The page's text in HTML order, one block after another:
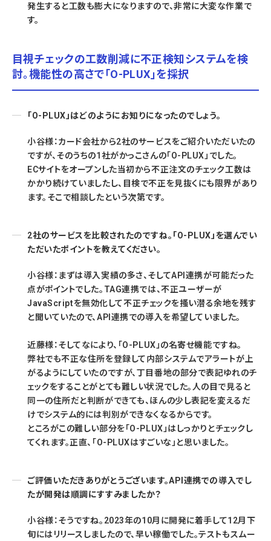
発生すると工数も膨大になりますので、非常に大変な作業で
す。
目視チェックの工数削減に不正検知システムを検
討。機能性の高さで「O-PLUX」を採択
「O-PLUX」はどのようにお知りになったのでしょう。
小谷様：カード会社から2社のサービスをご紹介いただいたの
ですが、そのうちの1社がかっこさんの「O-PLUX」でした。
ECサイトをオープンした当初から不正注文のチェック工数は
かかり続けていましたし、目検で不正を見抜くにも限界があり
ます。そこで相談したという次第です。
2社のサービスを比較されたのですね。「O-PLUX」を選んでい
ただいたポイントを教えてください。
小谷様：まずは導入実績の多さ、そしてAPI連携が可能だった
点がポイントでした。TAG連携では、不正ユーザーが
JavaScriptを無効化して不正チェックを搔い潜る余地を残す
と聞いていたので、API連携での導入を希望していました。
近藤様：そしてなにより、「O-PLUX」の名寄せ機能ですね。
弊社でも不正な住所を登録して内部システムでアラートが上
がるようにしていたのですが、丁目番地の部分で表記ゆれのチ
ェックをすることがとても難しい状況でした。人の目で見ると
同一の住所だと判断ができても、ほんの少し表記を変えるだ
けでシステム的には判別ができなくなるからです。
ところがこの難しい部分を「O-PLUX」はしっかりとチェックし
てくれます。正直、「O-PLUXはすごいな」と思いました。
ご評価いただきありがとうございます。API連携での導入でし
たが開発は順調にすすみましたか？
小谷様：そうですね。2023年の10月に開発に着手して12月下
旬にはリリースしましたので、早い稼働でした。テストもスムー